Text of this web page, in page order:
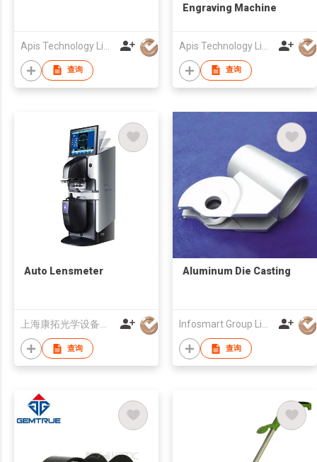
查询
Engraving Machine
查询
Auto Lensmeter
查询
Aluminum Die Casting
查询